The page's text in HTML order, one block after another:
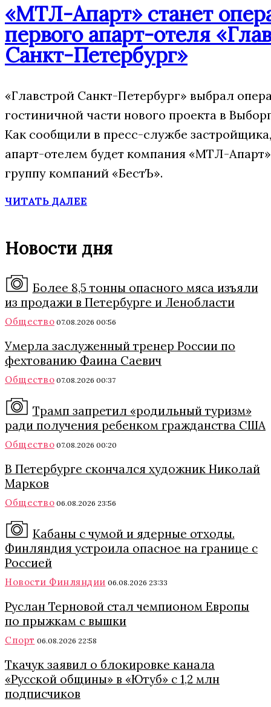
«МТЛ-Апарт» станет
первого апарт-отеля
Санкт-Петербург»
«Главстрой Санкт-Петербург» выбрал
гостиничной части нового проекта в
Как сообщили в пресс-службе
апарт-отелем будет компания «МТЛ-
группу компаний «БестЪ».
ЧИТАТЬ ДАЛЕЕ
Новости дня
Более 8,5 тонны опасного мяса изъяли
из продажи в Петербурге и Ленобласти
Общество 07.08.2026 00:56
Умерла заслуженный тренер России по
фехтованию Фаина Саевич
Общество 07.08.2026 00:37
Трамп запретил «родильный туризм»
ради получения ребенком гражданства США
Общество 07.08.2026 00:20
В Петербурге скончался художник Николай
Марков
Общество 06.08.2026 23:56
Кабаны с чумой и ядерные отходы.
Финляндия устроила опасное на границе с
Россией
Новости Финляндии 06.08.2026 23:33
Руслан Терновой стал чемпионом Европы
по прыжкам с вышки
Спорт 06.08.2026 22:58
Ткачук заявил о блокировке канала
«Русской общины» в «Ютуб» с 1,2 млн
подписчиков